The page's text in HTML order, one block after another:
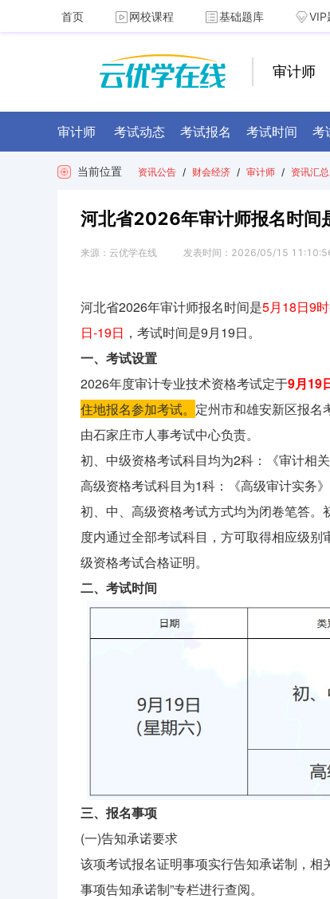
首页 网校课程 基础题库 VIP
审计师
审计师 考试动态 考试报名 考试时间 考
当前位置 资讯公告 / 财会经济 / 审计师 / 资讯汇总
河北省2026年审计师报名时
来源： 云优学在线 发表时间： 2026/05/15
河北省2026年审计师报名时间是5月18日9
日-19日 ，考试时间是9月19日。
一、考试设置
2026年度审计专业技术资格考试定于9月19
住地报名参加考试。 定州市和雄安新区报名
由石家庄市人事考试中心负责。
初、中级资格考试科目均为2科：《审计相
高级资格考试科目为1科：《高级审计实务》
初、中、高级资格考试方式均为闭卷笔答
度内通过全部考试科目，方可取得相应级
级资格考试合格证明。
二、考试时间
三、报名事项
(一)告知承诺要求
该项考试报名证明事项实行告知承诺制，相
事项告知承诺制”专栏进行查阅。